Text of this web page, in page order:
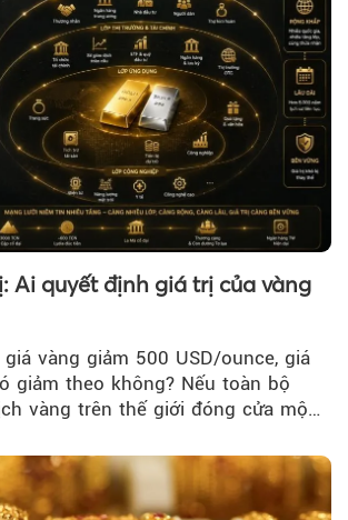
Ai quyết định giá trị của vàng
vàng giảm 500 USD/ounce, giá
giảm theo không? Nếu toàn bộ
vàng trên thế giới đóng cửa một